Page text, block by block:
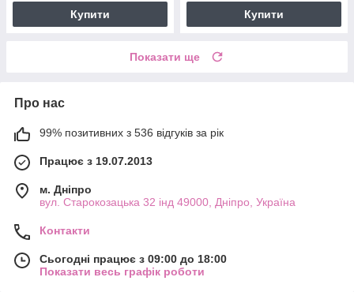
Купити Купити
Показати ще
Про нас
99% позитивних з 536 відгуків за рік
Працює з 19.07.2013
м. Дніпро
вул. Старокозацька 32 інд 49000, Дніпро, Україна
Контакти
Сьогодні працює з 09:00 до 18:00
Показати весь графік роботи